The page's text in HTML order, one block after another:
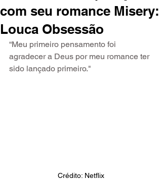
com seu romance Misery:
Louca Obsessão
“Meu primeiro pensamento foi
agradecer a Deus por meu romance ter
sido lançado primeiro."
Crédito: Netflix